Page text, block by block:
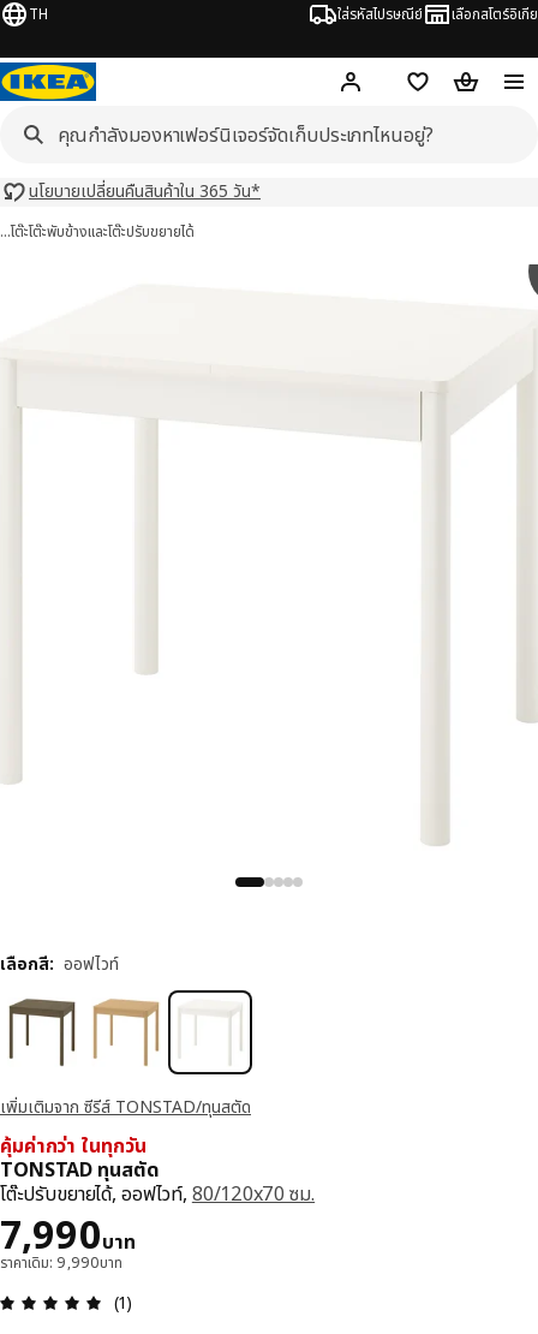
TH ใส่รหัสไปรษณีย์ เลือกสโตร์อิเกีย
Hej! เข้าสู่ระบบ หรือ ลงทะเ
ช้อปปิ้งลิสต์ตะกร้าสินค้
นโยบายเปลี่ยนคืนสินค้าใน 365 วัน*
…โต๊ะโต๊ะพับข้างและโต๊ะปรับขยายได้
เพิ่มเติมจาก ซีรีส์ TONSTAD/ทุนสตัด
คุ้มค่ากว่า ในทุกวัน
TONSTAD ทุนสตัด
โต๊ะปรับขยายได้, ออฟไวท์, 80/120x70 ซม.
7,990บาท
ราคา 7990บาท
ราคาเดิม: 9,990บาท
ความคิดเห็น: 5 จาก 5 ดาว รีวิวทั้งหมด: 1
(1)
เลือกสี: ออฟไวท์